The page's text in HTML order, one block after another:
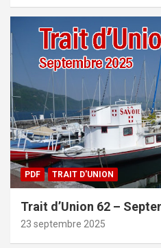
PDF TRAIT D'UNION
Trait d’Union 62 –
23 septembre 2025